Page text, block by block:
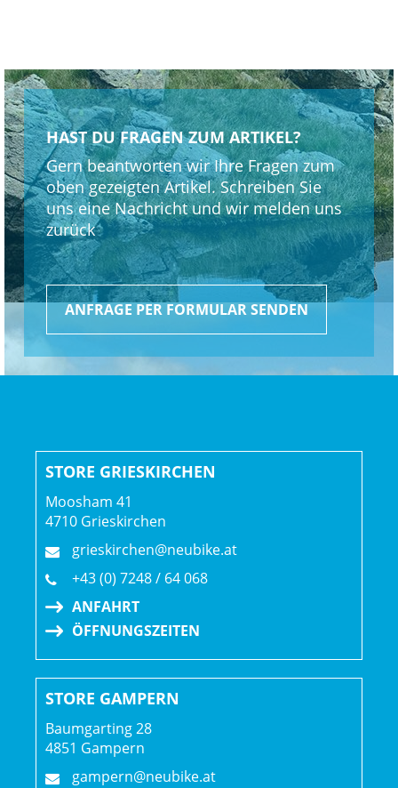
HAST DU FRAGEN ZUM ARTIKEL?
Gern beantworten wir Ihre Fragen zum
oben gezeigten Artikel. Schreiben Sie
uns eine Nachricht und wir melden uns
zurück
ANFRAGE PER FORMULAR SENDEN
STORE GRIESKIRCHEN
Moosham 41
4710 Grieskirchen
grieskirchen@neubike.at
+43 (0) 7248 / 64 068
ANFAHRT
ÖFFNUNGSZEITEN
STORE GAMPERN
Baumgarting 28
4851 Gampern
gampern@neubike.at